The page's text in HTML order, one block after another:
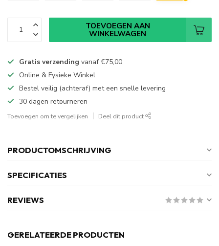
TOEVOEGEN AAN
WINKELWAGEN
Gratis verzending vanaf€75,00
Online & Fysieke Winkel
Bestel veilig (achteraf) met een snelle levering
30 dagen retourneren
Toevoegen om te vergelijken Deel dit product
PRODUCTOMSCHRIJVING
SPECIFICATIES
REVIEWS
GERELATEERDE PRODUCTEN